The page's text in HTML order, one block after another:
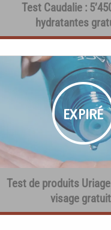
Test Caudalie :
hydratantes
Test de produits
visage